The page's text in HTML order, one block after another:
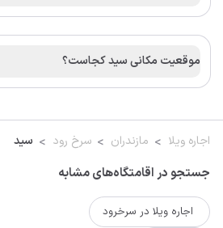
موقعیت مکانی سید کجاست؟
اجاره ویلا مازندران سرخ رود سید
جستجو در اقامتگاه‌های مشابه
اجاره ویلا در سرخرود